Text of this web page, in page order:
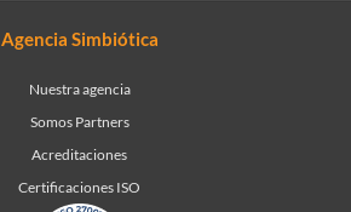
Agencia Simbiótica
Nuestra agencia
Somos Partners
Acreditaciones
Certificaciones ISO